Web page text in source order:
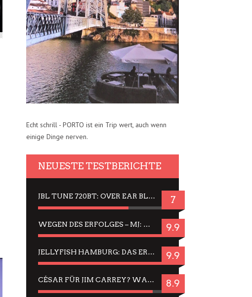
Echt schrill - PORTO ist ein Trip wert, auch wenn
einige Dinge nerven.
NEUESTE TESTBERICHTE
JBL TUNE 720BT: OVER EAR BLUETOOTH KOPFHÖRER UM DIE 50,-€ IM DAUER-TEST 7
WEGEN DES ERFOLGES – MJ: MICHAEL JACKSON MUSICAL IN EINER MATINEE SEHEN 9.9
JELLYFISH HAMBURG: DAS ERFOLGREICHE SOMMER-MENÜ 2025 IN GEFÜHLEN UND BILDERN 9.9
CÉSAR FÜR JIM CARREY? WARUM DAS EINER DER NERVIGSTEN ACTORS IST UND BLEIBT 8.9